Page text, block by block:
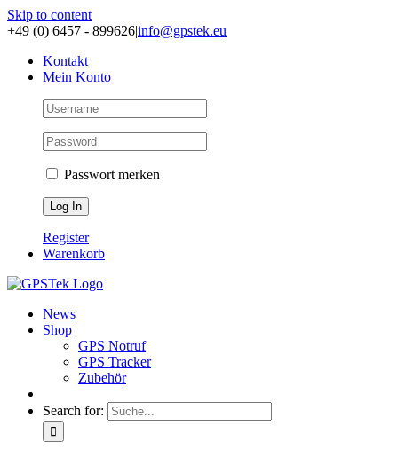
Skip to content
+49 (0) 6457 - 899626|info@gpstek.eu
Kontakt
Mein Konto
Passwort merken
Register
Warenkorb
News
Shop
GPS Notruf
GPS Tracker
Zubehör
Search for: